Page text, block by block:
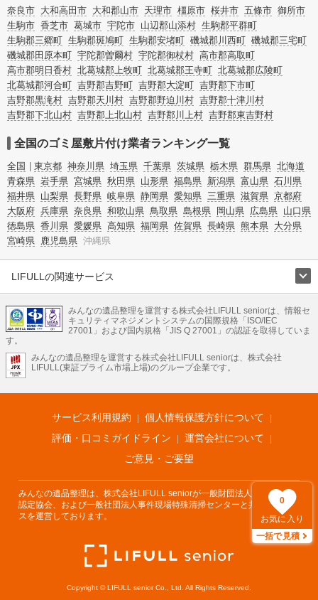
0
お気に入り
一括で見積
精神的なストレスなど様々な原因があります。
またお役立ち情報も豊富なので、部屋を埋めつくす大量のゴミを自力で片付ける
方法についてもチェックしてみてください。
奈良市 大和高田市 大和郡山市 天理市 橿原市 桜井市 五條市 御所市
生駒市 香芝市 葛城市 宇陀市 山辺郡山添村 生駒郡平群町
生駒郡三郷町 生駒郡斑鳩町 生駒郡安堵町 磯城郡川西町 磯城郡三宅町
磯城郡田原本町 宇陀郡曽爾村 宇陀郡御杖村 高市郡高取町
高市郡明日香村 北葛城郡上牧町 北葛城郡王寺町 北葛城郡広陵町
北葛城郡河合町 吉野郡吉野町 吉野郡大淀町 吉野郡下市町
吉野郡黒滝村 吉野郡天川村 吉野郡野迫川村 吉野郡十津川村
吉野郡下北山村 吉野郡上北山村 吉野郡川上村 吉野郡東吉野村
全国のゴミ屋敷片付け業者ランキング一覧
全国 東京都 神奈川県 埼玉県 千葉県 茨城県 栃木県 群馬県 北海道
青森県 岩手県 宮城県 秋田県 山形県 福島県 新潟県 富山県 石川県
福井県 山梨県 長野県 岐阜県 静岡県 愛知県 三重県 滋賀県 京都府
大阪府 兵庫県 奈良県 和歌山県 鳥取県 島根県 岡山県 広島県 山口県
徳島県 香川県 愛媛県 高知県 福岡県 佐賀県 長崎県 熊本県 大分県
宮崎県 鹿児島県 沖縄県
LIFULLの関連サービス
不動産・住宅
引越し 老人ホーム 地方創生 ママの就労支援
不動産クラウドファンディング 遺品整理 老後の暮らし情報
LIFULL HOME'Sのサービス
不動産・住宅
不動産査定 マンション専門売却査定 不動産投資 アドバイザー
不動産アーカイブ
空き家バンク 家賃相場 不動産会社
まちむすび
不動産用語集 住まいのお役立ち情報
LIFULL HOME'S PRESS
アプリ 不動産データ 不動産転職
みんなの遺品整理を運営する株式会社LIFULL seniorは、情報セ
キュリティマネジメントシステムの国際規格「ISO/IEC
27001」および国内規格「JIS Q 27001」の認証を取得していま
す。
みんなの遺品整理を運営する株式会社LIFULL seniorは、株式会社
LIFULL(東証プライム市場上場)のグループ企業です。
サービス利用規約
個人情報保護方針について
評価・口コミガイドライン
運営会社について
ご意見・ご要望
みんなの遺品整理は、株式会社LIFULL seniorが一般財団法人遺品整理士
認定協会、および一般社団法人事件現場特殊清掃センターと共同でサービ
スを運営しております。
Copyright © LIFULL senior Co., Ltd. All Rights Reserved.